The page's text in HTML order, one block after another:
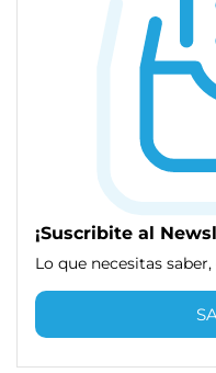
¡Suscribite al
Lo que necesitas